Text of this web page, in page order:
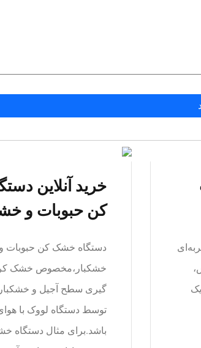
خرید آنلاین
کن حبوبات و
دستگاه خشک کن حبوبات و
خشکبار،مخصوص خشک
گیری سطح آجیل و
توسط دستگاه لووک با
باشد.برای مثال دستگاه